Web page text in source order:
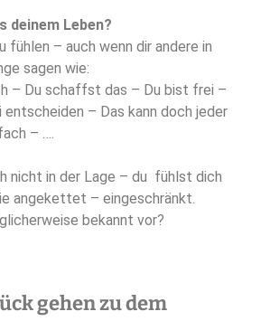
deinem Leben?
fühlen – auch wenn dir andere in
sagen wie:
– Du schaffst das – Du bist frei –
entscheiden – Das kann doch jeder
– ….
nicht in der Lage – du fühlst dich
angekettet – eingeschränkt.
bekannt vor?
gehen zu dem